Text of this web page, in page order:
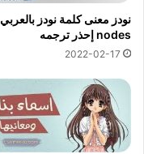
نودز معنى كلمة نودز بالعربي
nodes إحذر ترجمه
2022-02-17